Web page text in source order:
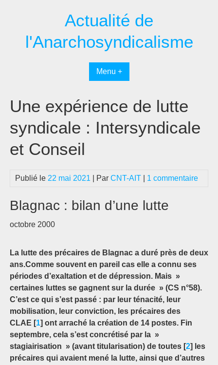
Actualité de
l'Anarchosyndicalisme
Menu +
Une expérience de lutte
syndicale : Intersyndicale
et Conseil
Publié le 22 mai 2021 | Par CNT-AIT 1 commentaire
Blagnac : bilan d’une lutte
octobre 2000
La lutte des précaires de Blagnac a duré près de deux
ans.Comme souvent en pareil cas elle a connu ses
périodes d’exaltation et de dépression. Mais »
certaines luttes se gagnent sur la durée » (CS n°58).
C’est ce qui s’est passé : par leur ténacité, leur
mobilisation, leur conviction, les précaires des
CLAE [1] ont arraché la création de 14 postes. Fin
septembre, cela s’est concrétisé par la »
stagiairisation » (avant titularisation) de toutes [2] les
précaires qui avaient mené la lutte, ainsi que d’autres